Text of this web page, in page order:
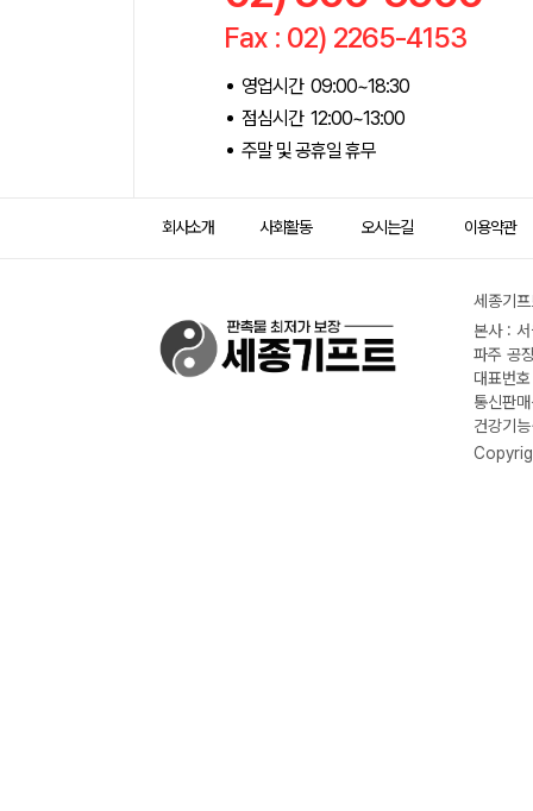
Fax : 02) 2265-4153
영업시간 09:00~18:30
점심시간 12:00~13:00
주말 및 공휴일 휴무
회사소개 사회활동 오시는길 이용약관
세종기
본사 :
파주 공
대표번
통신판
건강기